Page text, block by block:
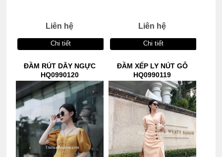
Liên hệ
Chi tiết
Liên hệ
Chi tiết
ĐẦM RÚT DÂY NGỰC
HQ0990120
ĐẦM XẾP LY NÚT GỖ
HQ0990119